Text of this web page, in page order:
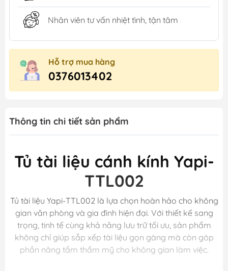
Nhân viên tư vấn nhiệt tình, tận tâm
Hỗ trợ mua hàng
0376013402
Thông tin chi tiết sản phẩm
Tủ tài liệu cánh kính Yapi-
TTL002
Tủ tài liệu Yapi-TTL002 là lựa chọn hoàn hảo cho không
gian văn phòng và gia đình hiện đại. Với thiết kế sang
trọng, tinh tế cùng khả năng lưu trữ tối ưu, sản phẩm
không chỉ giúp sắp xếp tài liệu gọn gàng mà còn góp
phần nâng tầm thẩm mỹ cho không gian làm việc.